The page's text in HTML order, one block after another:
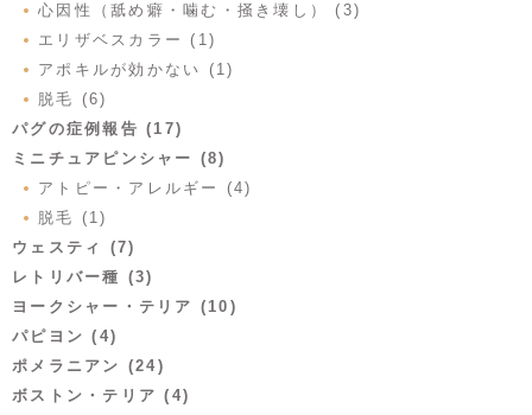
心因性（舐め癖・噛む・掻き壊し） (3)
エリザベスカラー (1)
アポキルが効かない (1)
脱毛 (6)
パグの症例報告 (17)
ミニチュアピンシャー (8)
アトピー・アレルギー (4)
脱毛 (1)
ウェスティ (7)
レトリバー種 (3)
ヨークシャー・テリア (10)
パピヨン (4)
ポメラニアン (24)
ボストン・テリア (4)